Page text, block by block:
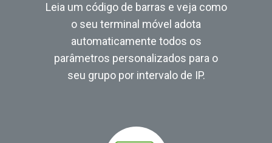
Leia um código de barras e veja como
o seu terminal móvel adota
automaticamente todos os
parâmetros personalizados para o
seu grupo por intervalo de IP.